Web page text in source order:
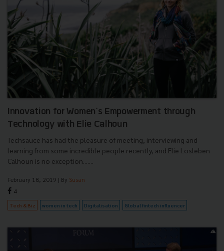
Innovation for Women's Empowerment through
Technology with Elie Calhoun
Techsauce has had the pleasure of meeting, interviewing and
learning from some incredible people recently, and Elie Losleben
Calhoun is no exception.......
February 18, 2019 | By Susan
4
Tech & Biz women in tech Digitalisation Global fintech influencer